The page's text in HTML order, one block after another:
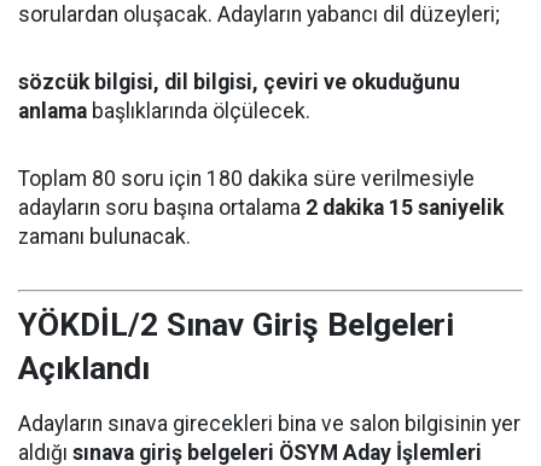
sorulardan oluşacak. Adayların yabancı dil düzeyleri;
sözcük bilgisi, dil bilgisi, çeviri ve okuduğunu
anlama başlıklarında ölçülecek.
Toplam 80 soru için 180 dakika süre verilmesiyle
adayların soru başına ortalama 2 dakika 15 saniyelik
zamanı bulunacak.
YÖKDİL/2 Sınav Giriş Belgeleri
Açıklandı
Adayların sınava girecekleri bina ve salon bilgisinin yer
aldığı sınava giriş belgeleri ÖSYM Aday İşlemleri